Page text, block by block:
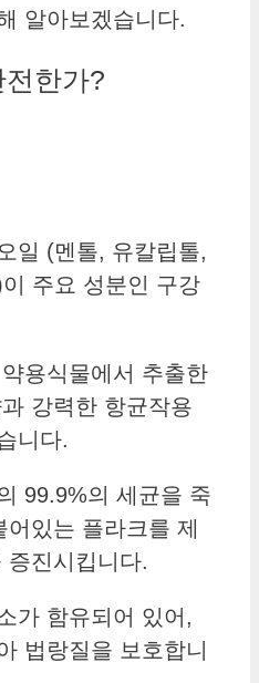
알아보겠습니다.
한가?
일 (멘톨, 유칼립톨,
주요 성분인 구강
용식물에서 추출한
강력한 항균작용
니다.
99.9%의 세균을 죽
있는 플라크를 제
증진시킵니다.
가 함유되어 있어,
법랑질을 보호합니